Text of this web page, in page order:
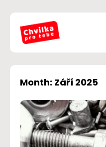
Month: Září 2025